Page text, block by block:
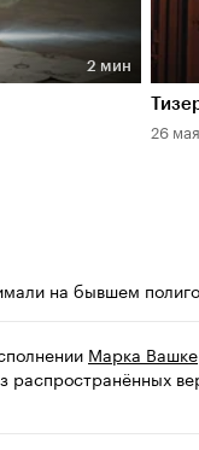
2 мин
26
на бывшем
Марка Вашке
распространённых